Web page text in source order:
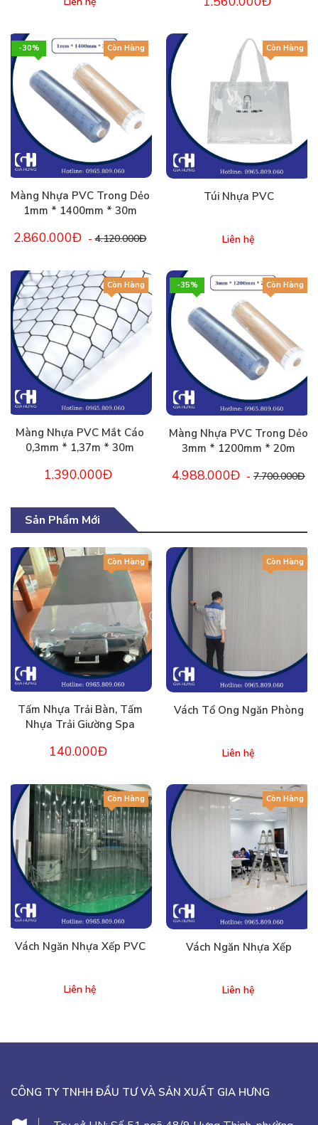
-30% Còn Hàng
Màng Nhựa PVC Trong Dẻo
1mm * 1400mm * 30m
2.860.000Đ -4.120.000Đ
Còn Hàng
Túi Nhựa PVC
Liên hệ
Còn Hàng
Màng Nhựa PVC Mắt Cáo
0,3mm * 1,37m * 30m
1.390.000Đ
-35% Còn Hàng
Màng Nhựa PVC Trong Dẻo
3mm * 1200mm * 20m
4.988.000Đ - 7.700.000Đ
Sản Phẩm Mới
Còn Hàng
Tấm Nhựa Trải Bàn, Tấm
Nhựa Trải Giường Spa
140.000Đ
Còn Hàng
Vách Tổ Ong Ngăn Phòng
Liên hệ
Còn Hàng
Vách Ngăn Nhựa Xếp PVC
Liên hệ
Còn Hàng
Vách Ngăn Nhựa Xếp
Liên hệ
CÔNG TY TNHH ĐẦU TƯ VÀ SẢN XUẤT GIA HƯNG